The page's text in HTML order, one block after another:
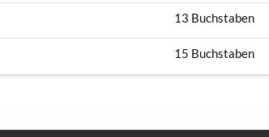
13 Buchstaben
15 Buchstaben